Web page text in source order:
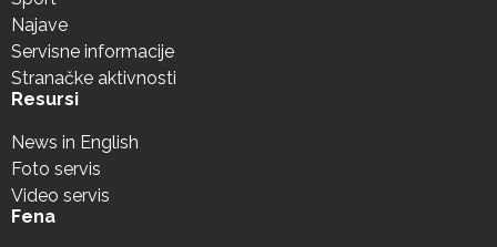
Najave
Servisne informacije
Stranačke aktivnosti
Resursi
News in English
Foto servis
Video servis
Fena